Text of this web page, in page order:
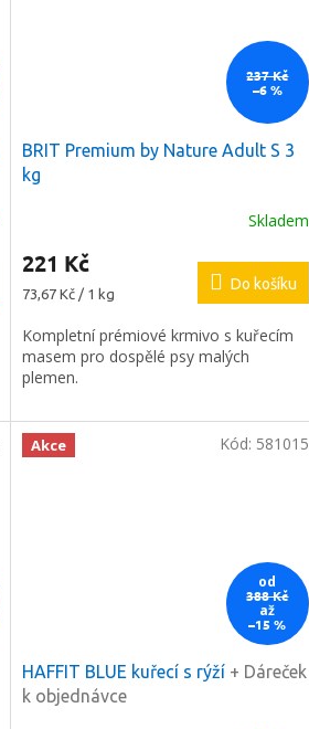
237 Kč
–6 %
BRIT Premium by Nature Adult S 3
kg
Skladem
221 Kč
Měrná
73,67 Kč / 1 kg
Do košíku
Kompletní prémiové krmivo s kuřecím
masem pro dospělé psy malých
plemen.
Akce
od
388 Kč
až
–15 %
HAFFIT BLUE kuřecí s rýží + Dáreček
k objednávce
Kód: 581015